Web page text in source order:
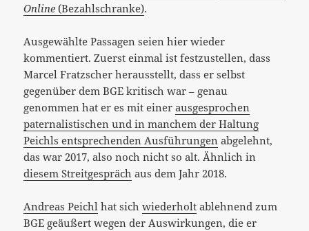
Online (Bezahlschranke).
Ausgewählte Passagen seien hier wieder
kommentiert. Zuerst einmal ist festzustellen, dass
Marcel Fratzscher herausstellt, dass er selbst
gegenüber dem BGE kritisch war – genau
genommen hat er es mit einerausgesprochen
paternalistischen und in manchem der Haltung
Peichls entsprechenden Ausführungen abgelehnt,
das war 2017, also noch nicht so alt. Ähnlich in
diesem Streitgespräch aus dem Jahr 2018.
Andreas Peichl hat sichwiederholt ablehnend zum
BGE geäußert wegen der Auswirkungen, die er